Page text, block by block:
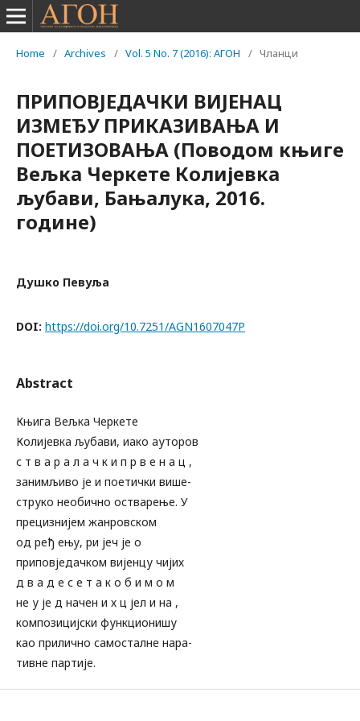
Home / Archives / Vol. 5 No. 7 (2016): АГОН / Чланци
ПРИПОВЈЕДАЧКИ ВИЈЕНАЦ
ИЗМЕЂУ ПРИКАЗИВАЊА И
ПОЕТИЗОВАЊА (Поводом књиге
Вељка Черкете Колијевка
љубави, Бањалука, 2016.
године)
Душко Певуља
DOI: https://doi.org/10.7251/AGN1607047P
Abstract
Књига Вељка Черкете
Колијевка љубави, иако ауторов
с т в а р а л а ч к и п р в е н а ц ,
занимљиво је и поетички више-
струко необично остварење. У
прецизнијем жанровском
од ређ ењу, ри јеч је о
приповједачком вијенцу чијих
д в а д е с е т а к о б и м о м
не у је д начен и х ц јел и на ,
композицијски функционишу
као прилично самосталне нара-
тивне партије.